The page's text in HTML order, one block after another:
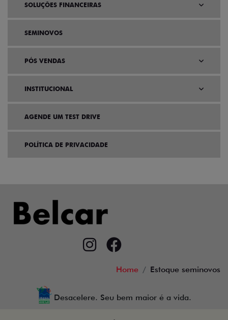
SOLUÇÕES FINANCEIRAS
SEMINOVOS
PÓS VENDAS
INSTITUCIONAL
AGENDE UM TEST DRIVE
POLÍTICA DE PRIVACIDADE
Home Estoque seminovos
Desacelere. Seu bem maior é a vida.